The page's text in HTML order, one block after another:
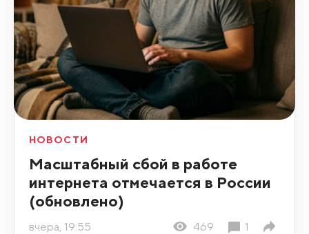
НОВОСТИ
Масштабный сбой в работе
интернета отмечается в России
(обновлено)
вчера, 19:55 469 1